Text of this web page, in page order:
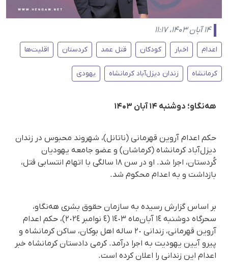
۱۴ آبان ۱۴۰۳، ۱۱:۱۷
اعدام اخبار کودکان قتل عمد کردستان اقلیت‌ها
کرمانشاه زندان دیزل‌آباد کرمانشاه یهودی
هه‌نگاو؛ دوشنبه ۱۴ آبان ۱۴۰۳
حکم اعدام آروین قهرمانی (ناتانل)، شهروند محبوس در زندان
دیزل‌آباد کرمانشاه (کرماشان) و عضو جامعه یهودیان
کُردستان، اجرا شد. او در سن ١٨ سالگی با اتهام انتسابی قتل،
بازداشت و به اعدام محکوم شد.
بر اساس گزارش رسیده به سازمان حقوق بشری هه‌نگاو،
سحرگاه دوشنبه ١٤ آبان‌ماه ١٤٠٣ (٤ نوامبر ٢٠٢٤)، حکم اعدام
آروین قهرمانی، زندانی ٢٠ ساله اهل بوکان، ساکن کرمانشاه و
پیرو آیین یهودیت به اجرا درآمد. کرمی دادستان کرمانشاه خبر
اعدام این زندانی را اعلان کرده است.